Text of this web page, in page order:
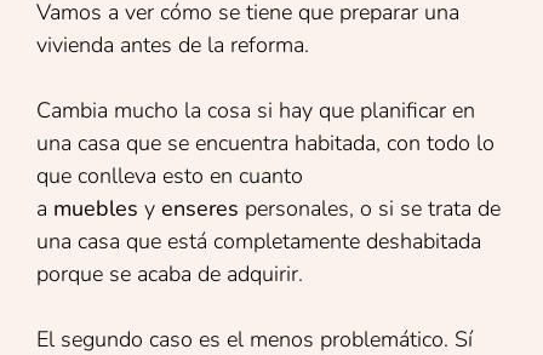
Vamos a ver cómo se tiene que preparar una
vivienda antes de la reforma.
Cambia mucho la cosa si hay que planificar en
una casa que se encuentra habitada, con todo lo
que conlleva esto en cuanto
a muebles y enseres personales, o si se trata de
una casa que está completamente deshabitada
porque se acaba de adquirir.
El segundo caso es el menos problemático. Sí